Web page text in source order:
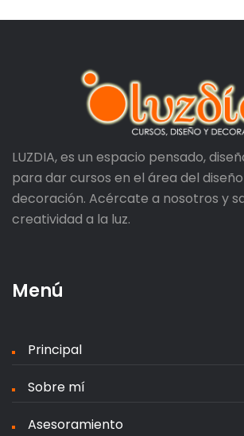
LUZDIA, es un espacio pensado,
para dar cursos en el área del
decoración. Acércate a nosotros y
creatividad a la luz.
Menú
Principal
Sobre mí
Asesoramiento